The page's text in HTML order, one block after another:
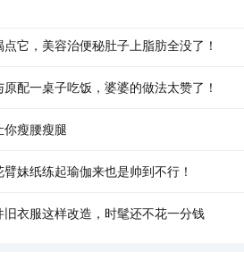
点它，美容治便秘肚子上脂肪全没了！
原配一桌子吃饭，婆婆的做法太赞了！
你瘦腰瘦腿
臂妹纸练起瑜伽来也是帅到不行！
旧衣服这样改造，时髦还不花一分钱